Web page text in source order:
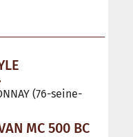
(76-seine-
MC 500 BC